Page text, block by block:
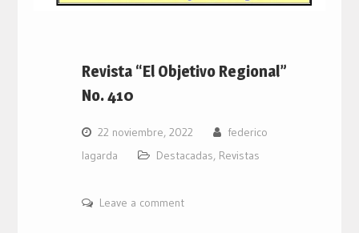
Revista “El Objetivo Regional”
No. 410
22 noviembre, 2022
federico
lagarda
Destacadas, Revistas
Leave a comment